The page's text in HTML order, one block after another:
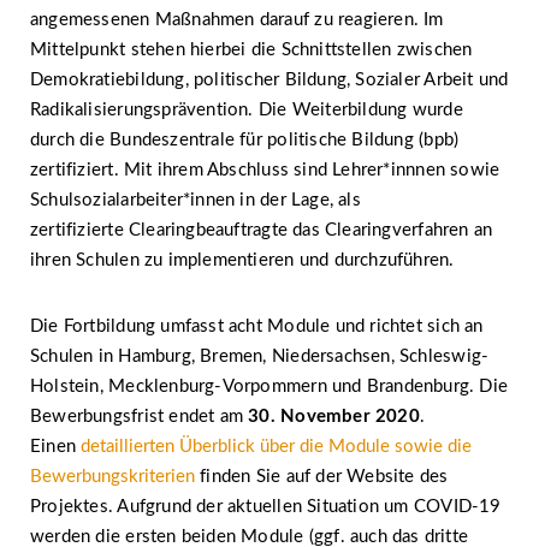
angemessenen Maßnahmen darauf zu reagieren. Im
Mittelpunkt stehen hierbei die Schnittstellen zwischen
Demokratiebildung, politischer Bildung, Sozialer Arbeit und
Radikalisierungsprävention. Die Weiterbildung wurde
durch die Bundeszentrale für politische Bildung (bpb)
zertifiziert. Mit ihrem Abschluss sind Lehrer*innnen sowie
Schulsozialarbeiter*innen in der Lage, als
zertifizierte Clearingbeauftragte das Clearingverfahren an
ihren Schulen zu implementieren und durchzuführen.
Die Fortbildung umfasst acht Module und richtet sich an
Schulen in Hamburg, Bremen, Niedersachsen, Schleswig-
Holstein, Mecklenburg-Vorpommern und Brandenburg. Die
Bewerbungsfrist endet am30. November 2020.
Einendetaillierten Überblick über die Module sowie die
Bewerbungskriterien finden Sie auf der Website des
Projektes. Aufgrund der aktuellen Situation um COVID-19
werden die ersten beiden Module (ggf. auch das dritte